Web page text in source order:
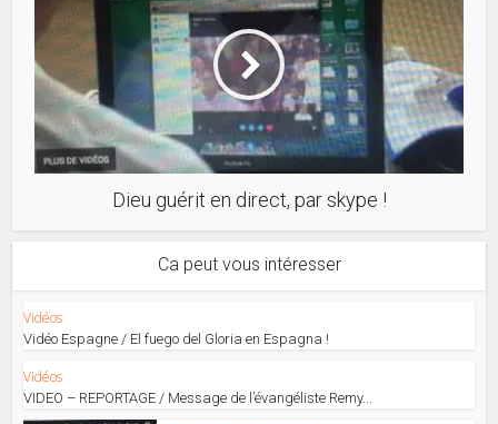
Dieu guérit en direct, par skype !
Ca peut vous intéresser
Vidéos
Vidéo Espagne / El fuego del Gloria en Espagna !
Vidéos
VIDEO – REPORTAGE / Message de l’évangéliste Remy...